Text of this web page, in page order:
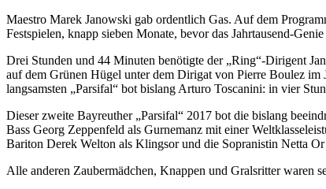
Maestro Marek Janowski gab ordentlich Gas. Auf dem
Festspielen, knapp sieben Monate, bevor das Jahrtausend-
Drei Stunden und 44 Minuten benötigte der „Ring“-Dirigent
auf dem Grünen Hügel unter dem Dirigat von Pierre Boulez
langsamsten „Parsifal“ bot bislang Arturo Toscanini: in vier
Dieser zweite Bayreuther „Parsifal“ 2017 bot die bislang
Bass Georg Zeppenfeld als Gurnemanz mit einer
Bariton Derek Welton als Klingsor und die Sopranistin Netta Or
Alle anderen Zaubermädchen, Knappen und Gralsritter